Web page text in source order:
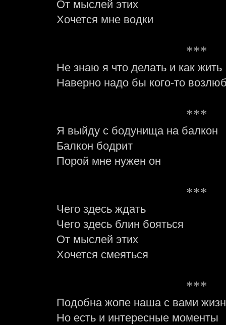
От мыслей этих
Хочется мне водки
***
Не знаю я что делать и как жить
Наверно надо бы кого-то
***
Я выйду с бодунища на балкон
Балкон бодрит
Порой мне нужен он
***
Чего здесь ждать
Чего здесь блин бояться
От мыслей этих
Хочется смеяться
***
Подобна жопе наша с вами
Но есть и интересные моменты